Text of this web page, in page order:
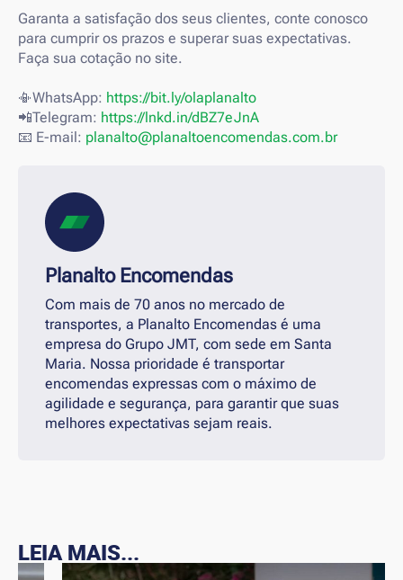
Garanta a satisfação dos seus clientes, conte conosco
para cumprir os prazos e superar suas expectativas.
Faça sua cotação no site.
📳WhatsApp: https://bit.ly/olaplanalto
📲Telegram: https://lnkd.in/dBZ7eJnA
📧 E-mail: planalto@planaltoencomendas.com.br
Planalto Encomendas
Com mais de 70 anos no mercado de
transportes, a Planalto Encomendas é uma
empresa do Grupo JMT, com sede em Santa
Maria. Nossa prioridade é transportar
encomendas expressas com o máximo de
agilidade e segurança, para garantir que suas
melhores expectativas sejam reais.
LEIA MAIS...